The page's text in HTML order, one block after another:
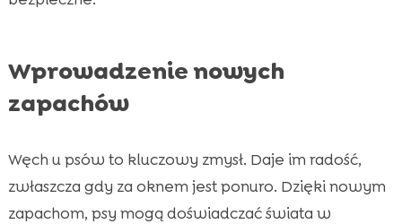
Wprowadzenie nowych
zapachów
Węch u psów to kluczowy zmysł. Daje im radość,
zwłaszcza gdy za oknem jest ponuro. Dzięki nowym
zapachom, psy mogą doświadczać świata w